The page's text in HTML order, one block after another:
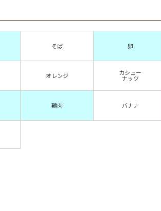
そば 卵
オレンジ カシュー
ナッツ
鶏肉 バナナ